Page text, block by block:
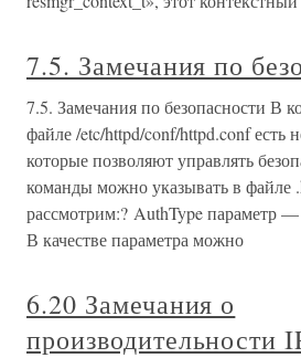
7.5. Замечания по
7.5. Замечания по безопасности В
файле /etc/httpd/conf/httpd.conf есть
которые позволяют управлять
команды можно указывать в файле
рассмотрим:? AuthType параметр
В качестве параметра можно
6.20 Замечания о
производительности